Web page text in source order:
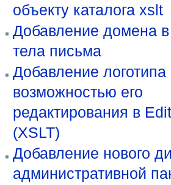
объекту каталога xslt
Добавление домена
тела письма
Добавление логотипа
возможностью его
редактирования в
(XSLT)
Добавление нового
административной